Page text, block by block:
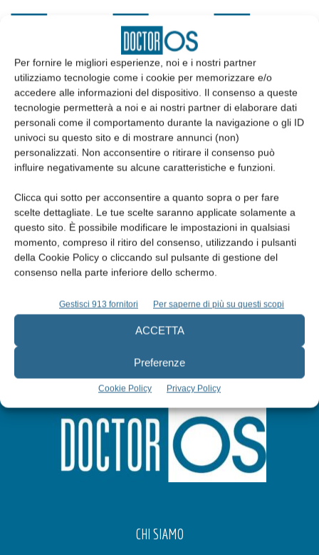
Per fornire le migliori esperienze, noi e i nostri partner
utilizziamo tecnologie come i cookie per memorizzare e/o
accedere alle informazioni del dispositivo. Il consenso a queste
tecnologie permetterà a noi e ai nostri partner di elaborare dati
personali come il comportamento durante la navigazione o gli ID
univoci su questo sito e di mostrare annunci (non)
personalizzati. Non acconsentire o ritirare il consenso può
influire negativamente su alcune caratteristiche e funzioni.
Clicca qui sotto per acconsentire a quanto sopra o per fare
scelte dettagliate. Le tue scelte saranno applicate solamente a
questo sito. È possibile modificare le impostazioni in qualsiasi
momento, compreso il ritiro del consenso, utilizzando i pulsanti
della Cookie Policy o cliccando sul pulsante di gestione del
consenso nella parte inferiore dello schermo.
Gestisci 913 fornitori Per saperne di più su questi scopi
ACCETTA
Preferenze
Cookie Policy Privacy Policy
Abbonati
Iscriviti alla newsletter
CHI SIAMO